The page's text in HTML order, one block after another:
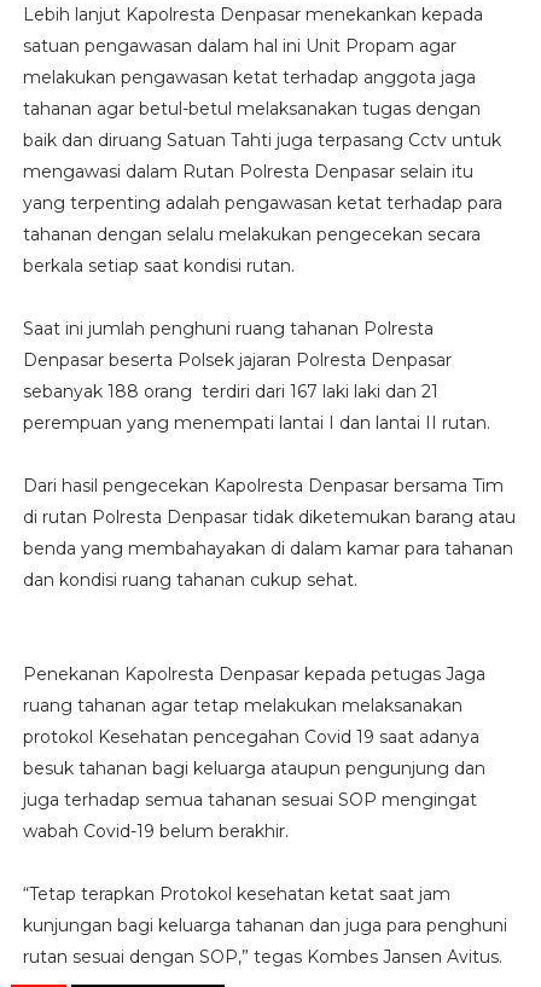
Lebih lanjut Kapolresta Denpasar menekankan kepada
satuan pengawasan dalam hal ini Unit Propam agar
melakukan pengawasan ketat terhadap anggota jaga
tahanan agar betul-betul melaksanakan tugas dengan
baik dan diruang Satuan Tahti juga terpasang Cctv untuk
mengawasi dalam Rutan Polresta Denpasar selain itu
yang terpenting adalah pengawasan ketat terhadap para
tahanan dengan selalu melakukan pengecekan secara
berkala setiap saat kondisi rutan.
Saat ini jumlah penghuni ruang tahanan Polresta
Denpasar beserta Polsek jajaran Polresta Denpasar
sebanyak 188 orang terdiri dari 167 laki laki dan 21
perempuan yang menempati lantai I dan lantai II rutan.
Dari hasil pengecekan Kapolresta Denpasar bersama Tim
di rutan Polresta Denpasar tidak diketemukan barang atau
benda yang membahayakan di dalam kamar para tahanan
dan kondisi ruang tahanan cukup sehat.
Penekanan Kapolresta Denpasar kepada petugas Jaga
ruang tahanan agar tetap melakukan melaksanakan
protokol Kesehatan pencegahan Covid 19 saat adanya
besuk tahanan bagi keluarga ataupun pengunjung dan
juga terhadap semua tahanan sesuai SOP mengingat
wabah Covid-19 belum berakhir.
“Tetap terapkan Protokol kesehatan ketat saat jam
kunjungan bagi keluarga tahanan dan juga para penghuni
rutan sesuai dengan SOP,” tegas Kombes Jansen Avitus.